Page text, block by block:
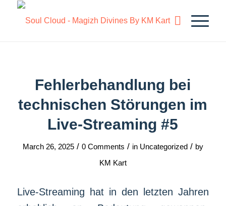
Fehlerbehandlung bei
technischen Störungen im
Live-Streaming #5
March 26, 2025 / 0 Comments / in Uncategorized / by
KM Kart
Live-Streaming hat in den letzten Jahren